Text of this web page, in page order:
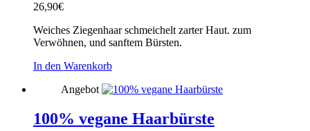
26,90€
Weiches Ziegenhaar schmeichelt zarter Haut. zum
Verwöhnen, und sanftem Bürsten.
In den Warenkorb
Angebot
100% vegane Haarbürste